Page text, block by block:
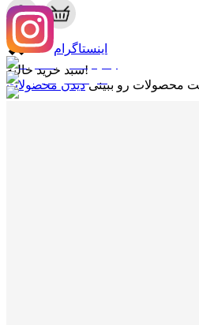
0
✖
سبد خرید خالیه!
محصولات رو ببینی
اینستاگرام